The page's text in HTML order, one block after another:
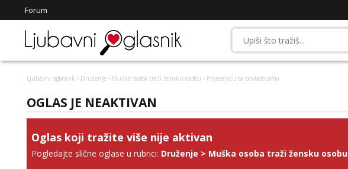
Forum
Ljubavni oglasnik › Druženje › Muška osoba traži žensku osobu › Prijateljicu sa povlasticama
OGLAS JE NEAKTIVAN
Oglas koji tražite više nije aktivan
Pogledajte slične oglase u rubrici: Druženje > Muška osoba traži žensku osobu